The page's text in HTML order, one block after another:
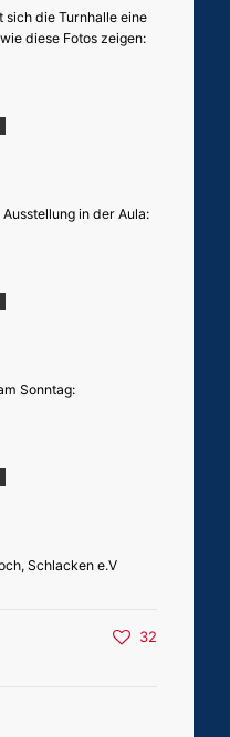
sich die Turnhalle eine
diese Fotos zeigen:
in der Aula:
Sonntag:
Schlacken e.V
32